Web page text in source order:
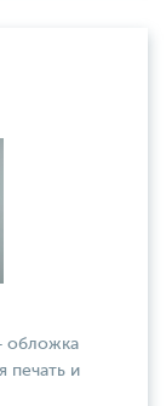
обложка
печать и